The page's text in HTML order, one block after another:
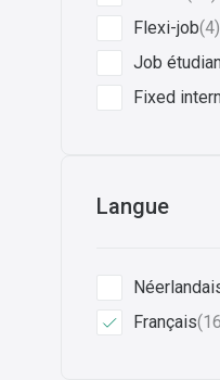
Flexi-job(4)
Job
Fixed
Langue
Français